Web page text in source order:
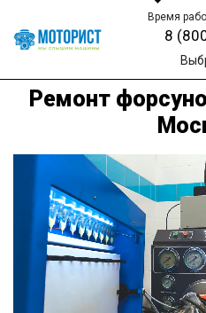
Время
8
Ремонт